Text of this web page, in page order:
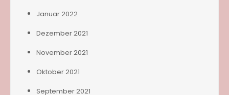
Januar 2022
Dezember 2021
November 2021
Oktober 2021
September 2021